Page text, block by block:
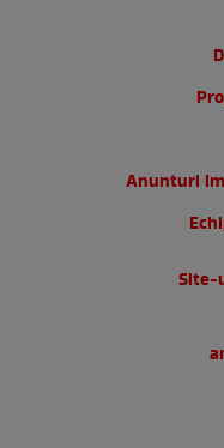
Anunturi
Site-